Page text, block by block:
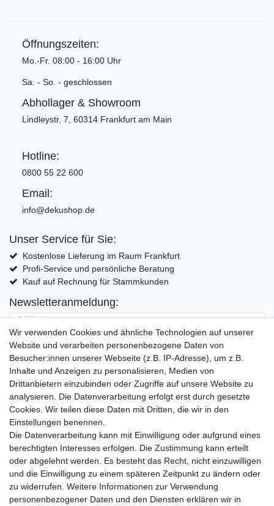
Öffnungszeiten:
Mo.-Fr. 08:00 - 16:00 Uhr
Sa. - So. - geschlossen
Abhollager & Showroom
Lindleystr. 7, 60314 Frankfurt am Main
Hotline:
0800 55 22 600
Email:
info@dekushop.de
Unser Service für Sie:
Kostenlose Lieferung im Raum Frankfurt
Profi-Service und persönliche Beratung
Kauf auf Rechnung für Stammkunden
Newsletteranmeldung:
E-MAIL **
Hiermit bestätige ich, dass ich die Daten­schutz­erklärung
Einwilligung kann ich jederzeit widerrufen.**
Abonnieren
** Hierbei handelt es sich um ein Pflichtfeld.
Widerrufs­recht Widerrufs­formular Impressum
Daten­schutz­erklärung AGB Kontakt
Wir verwenden Cookies und ähnliche Technologien auf unserer
Website und verarbeiten personenbezogene Daten von
Besucher:innen unserer Webseite (z.B. IP-Adresse), um z.B.
Inhalte und Anzeigen zu personalisieren, Medien von
Drittanbietern einzubinden oder Zugriffe auf unsere Website zu
analysieren. Die Datenverarbeitung erfolgt erst durch gesetzte
Cookies. Wir teilen diese Daten mit Dritten, die wir in den
Einstellungen benennen.
Die Datenverarbeitung kann mit Einwilligung oder aufgrund eines
berechtigten Interesses erfolgen. Die Zustimmung kann erteilt
oder abgelehnt werden. Es besteht das Recht, nicht einzuwilligen
und die Einwilligung zu einem späteren Zeitpunkt zu ändern oder
zu widerrufen. Weitere Informationen zur Verwendung
personenbezogener Daten und den Diensten erklären wir in